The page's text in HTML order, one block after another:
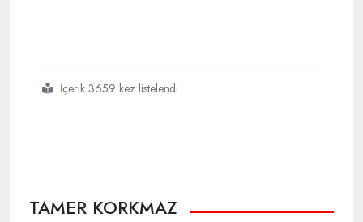
#ofsayt taki
#başkan ın
#olağanüstü
#performansı
İçerik 3659 kez listelendi
TAMER KORKMAZ